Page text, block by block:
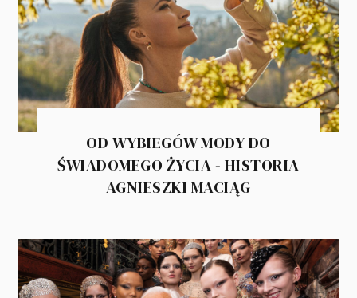
OD WYBIEGÓW MODY DO
ŚWIADOMEGO ŻYCIA - HISTORIA
AGNIESZKI MACIĄG